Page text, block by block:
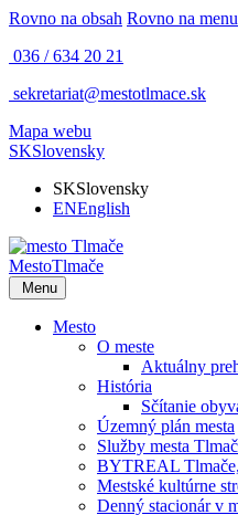
Rovno na obsah Rovno na menu
036 / 634 20 21
sekretariat@mestotlmace.sk
Mapa webu
SKSlovensky
SKSlovensky
ENEnglish
MestoTlmače
Menu
Mesto
O meste
Aktuálny
História
Sčítanie
Územný plán mesta
Služby mesta
BYTREAL
Mestské kultúrne
Denný stacionár v